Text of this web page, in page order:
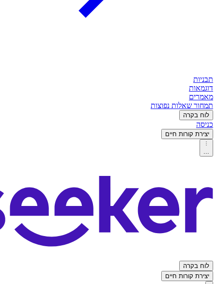
תבניות
דוגמאות
מאמרים
תמחור שאלות נפוצות
לוח בקרה
כניסה
יצירת קורות חיים
...
לוח בקרה
יצירת קורות חיים